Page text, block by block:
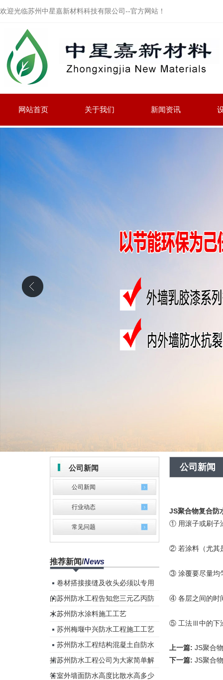
欢迎光临苏州中星嘉新材料科技有限公司--官方网站！
网站首页 关于我们 新闻资讯
公司新闻
公司新闻
行业动态
常见问题
推荐新闻/News
卷材搭接接缝及收头必须以专用
的...苏州防水工程告知您三元乙丙防
水...苏州防水涂料施工工艺
苏州梅堰中兴防水工程施工工艺
苏州防水工程结构混凝土自防水
措...苏州防水工程公司为大家简单解
答...室外墙面防水高度比散水高多少
公司新闻
JS聚合物复合防
① 用滚子或刷子
② 若涂料（尤其
③ 涂覆要尽量均
④ 各层之间的时
⑤ 工法Ⅲ中的下
上一篇: JS聚合
下一篇: JS聚合